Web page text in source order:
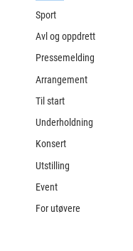
Sport
Avl og oppdrett
Pressemelding
Arrangement
Til start
Underholdning
Konsert
Utstilling
Event
For utøvere